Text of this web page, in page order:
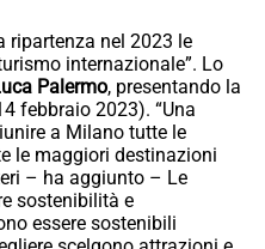
ripartenza nel 2023 le
internazionale”. Lo
Palermo, presentando la
febbraio 2023). “Una
a Milano tutte le
le maggiori destinazioni
– ha aggiunto – Le
sostenibilità e
essere sostenibili